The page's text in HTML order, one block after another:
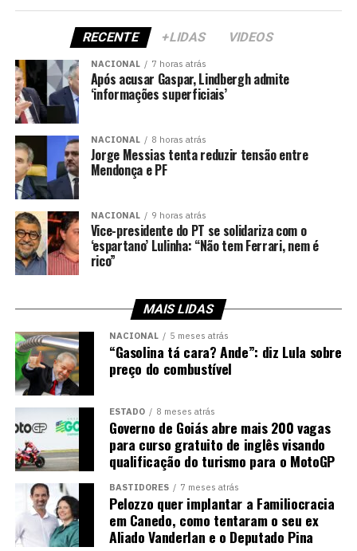
RECENTE +LIDAS VIDEOS
NACIONAL 7 horas atrás
Após acusar Gaspar, Lindbergh admite
‘informações superficiais’
NACIONAL 8 horas atrás
Jorge Messias tenta reduzir tensão entre
Mendonça e PF
NACIONAL 9 horas atrás
Vice-presidente do PT se solidariza com o
‘espartano’ Lulinha: “Não tem Ferrari, nem é
rico”
MAIS LIDAS
NACIONAL 5 meses atrás
“Gasolina tá cara? Ande”: diz Lula sobre
preço do combustível
ESTADO 8 meses atrás
Governo de Goiás abre mais 200 vagas
para curso gratuito de inglês visando
qualificação do turismo para o MotoGP
BASTIDORES 7 meses atrás
Pelozzo quer implantar a Familiocracia
em Canedo, como tentaram o seu ex
Aliado Vanderlan e o Deputado Pina